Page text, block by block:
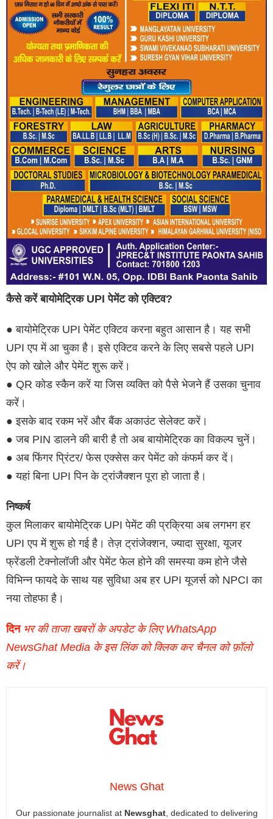
कैसे करें बायोमेट्रिक UPI पेमेंट को एक्टिव?
● बायोमेट्रिक UPI पेमेंट एक्टिव करना बहुत आसान है। यह सभी
UPI एप में आ चुका है। इसे एक्टिव करने के लिए सबसे पहले UPI
ऐप को खोले और पेमेंट शुरू करें।
● QR कोड स्कैन करें या जिस व्यक्ति को पैसे भेजने हैं उसका चुनाव
करें।
● इसके बाद रकम भरें और बैंक अकाउंट सेलेक्ट करें।
● जब PIN डालने की बारी है तो अब बायोमेट्रिक का विकल्प चुनें।
● अब फिंगर प्रिंटर/ फेस एक्सेस कर पेमेंट को कंफर्म कर दें।
● यहां बिना UPI पिन के ट्रांजैक्शन पूरा हो जाता है।
निष्कर्ष
कुल मिलाकर बायोमेट्रिक UPI पेमेंट की प्रक्रिया अब लगभग हर
UPI एप में शुरू हो गई है। तेज़ ट्रांजेक्शन, ज्यादा सुरक्षा, यूजर
फ्रेंडली टेक्नोलॉजी और पेमेंट फेल होने की समस्या कम होने जैसे
विभिन्न फायदे के साथ यह सुविधा अब हर UPI यूजर्स को NPCI का
नया तोहफा है।
दिनभर की ताजा खबरों के अपडेट के लिए WhatsApp
NewsGhat Media के इस लिंक को क्लिक कर चैनल को फ़ॉलो
करें।
News Ghat
Our passionate journalist at Newsghat, dedicated to delivering